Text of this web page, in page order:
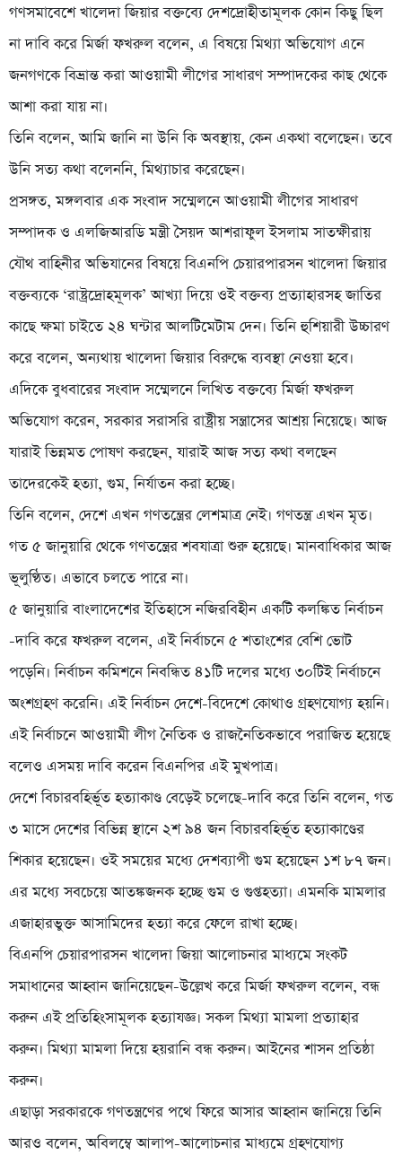
গণসমাবেশে খালেদা জিয়ার বক্তব্যে দেশদ্রোহীতামূলক কোন কিছু ছিল
না দাবি করে মির্জা ফখরুল বলেন, এ বিষয়ে মিথ্যা অভিযোগ এনে
জনগণকে বিভ্রান্ত করা আওয়ামী লীগের সাধারণ সম্পাদকের কাছ থেকে
আশা করা যায় না।
তিনি বলেন, আমি জানি না উনি কি অবস্থায়, কেন একথা বলেছেন। তবে
উনি সত্য কথা বলেননি, মিথ্যাচার করেছেন।
প্রসঙ্গত, মঙ্গলবার এক সংবাদ সম্মেলনে আওয়ামী লীগের সাধারণ
সম্পাদক ও এলজিআরডি মন্ত্রী সৈয়দ আশরাফুল ইসলাম সাতক্ষীরায়
যৌথ বাহিনীর অভিযানের বিষয়ে বিএনপি চেয়ারপারসন খালেদা জিয়ার
বক্তব্যকে ‘রাষ্ট্রদ্রোহমূলক’ আখ্যা দিয়ে ওই বক্তব্য প্রত্যাহারসহ জাতির
কাছে ক্ষমা চাইতে ২৪ ঘন্টার আলটিমেটাম দেন। তিনি হুশিয়ারী উচ্চারণ
করে বলেন, অন্যথায় খালেদা জিয়ার বিরুদ্ধে ব্যবস্থা নেওয়া হবে।
এদিকে বুধবারের সংবাদ সম্মেলনে লিখিত বক্তব্যে মির্জা ফখরুল
অভিযোগ করেন, সরকার সরাসরি রাষ্ট্রীয় সন্ত্রাসের আশ্রয় নিয়েছে। আজ
যারাই ভিন্নমত পোষণ করছেন, যারাই আজ সত্য কথা বলছেন
তাদেরকেই হত্যা, গুম, নির্যাতন করা হচ্ছে।
তিনি বলেন, দেশে এখন গণতন্ত্রের লেশমাত্র নেই। গণতন্ত্র এখন মৃত।
গত ৫ জানুয়ারি থেকে গণতন্ত্রের শবযাত্রা শুরু হয়েছে। মানবাধিকার আজ
ভূলুণ্ঠিত। এভাবে চলতে পারে না।
৫ জানুয়ারি বাংলাদেশের ইতিহাসে নজিরবিহীন একটি কলঙ্কিত নির্বাচন
-দাবি করে ফখরুল বলেন, এই নির্বাচনে ৫ শতাংশের বেশি ভোট
পড়েনি। নির্বাচন কমিশনে নিবন্ধিত ৪১টি দলের মধ্যে ৩০টিই নির্বাচনে
অংশগ্রহণ করেনি। এই নির্বাচন দেশে-বিদেশে কোথাও গ্রহণযোগ্য হয়নি।
এই নির্বাচনে আওয়ামী লীগ নৈতিক ও রাজনৈতিকভাবে পরাজিত হয়েছে
বলেও এসময় দাবি করেন বিএনপির এই মুখপাত্র।
দেশে বিচারবহির্ভূত হত্যাকাণ্ড বেড়েই চলেছে-দাবি করে তিনি বলেন, গত
৩ মাসে দেশের বিভিন্ন স্থানে ২শ ৯৪ জন বিচারবহির্ভূত হত্যাকাণ্ডের
শিকার হয়েছেন। ওই সময়ের মধ্যে দেশব্যাপী গুম হয়েছেন ১শ ৮৭ জন।
এর মধ্যে সবচেয়ে আতঙ্কজনক হচ্ছে গুম ও গুপ্তহত্যা। এমনকি মামলার
এজাহারভুক্ত আসামিদের হত্যা করে ফেলে রাখা হচ্ছে।
বিএনপি চেয়ারপারসন খালেদা জিয়া আলোচনার মাধ্যমে সংকট
সমাধানের আহ্বান জানিয়েছেন-উল্লেখ করে মির্জা ফখরুল বলেন, বন্ধ
করুন এই প্রতিহিংসামূলক হত্যাযজ্ঞ। সকল মিথ্যা মামলা প্রত্যাহার
করুন। মিথ্যা মামলা দিয়ে হয়রানি বন্ধ করুন। আইনের শাসন প্রতিষ্ঠা
করুন।
এছাড়া সরকারকে গণতন্ত্রণের পথে ফিরে আসার আহ্বান জানিয়ে তিনি
আরও বলেন, অবিলম্বে আলাপ-আলোচনার মাধ্যমে গ্রহণযোগ্য